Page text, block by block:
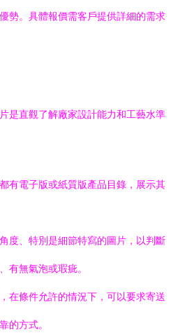
勢。具體報價需客戶提供詳細的需求
是直觀了解廠家設計能力和工藝水準
有電子版或紙質版產品目錄，展示其
度、特別是細節特寫的圖片，以判斷
有無氣泡或瑕疵。
在條件允許的情況下，可以要求寄送
的方式。